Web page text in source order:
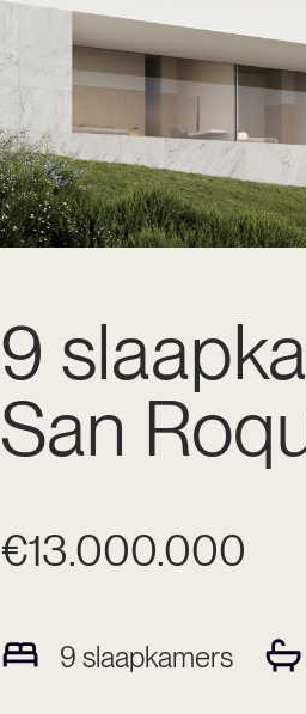
9
San
€13.000.000
9 slaapkamers